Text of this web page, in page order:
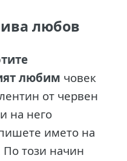
любов
любим човек
от червен
на него
името на
този начин